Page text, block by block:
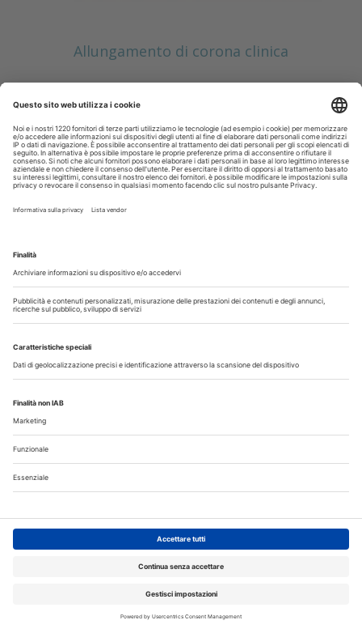
Allungamento di corona clinica
Scopri il nuovo numero
I più letti
Disinfettare lo spazzolino: i consigli da dare ai pazienti
La CAO richiama i direttori sanitari agli obblighi di
comunicazione all'Ordine dell’assunzione dell’incarico